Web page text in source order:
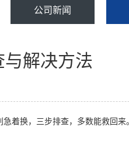
公司新闻
解决方法
着换，三步排查，多数能救回来。